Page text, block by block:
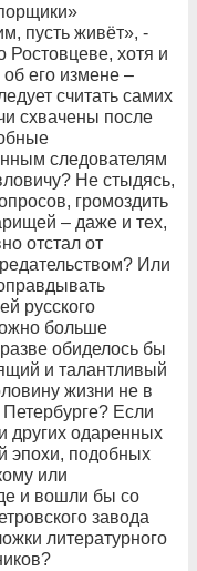
пусть живёт», -
Ростовцеве, хотя и
его измене –
считать самих
схвачены после
следователям
Не стыдясь,
громоздить
– даже и тех,
отстал от
Или
русского
больше
обиделось бы
и талантливый
жизни не в
Если
других одаренных
эпохи, подобных
или
и вошли бы со
завода
литературного